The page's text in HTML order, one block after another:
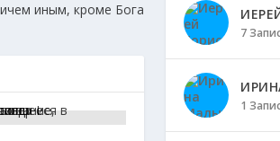
иным, кроме Бога
7
1